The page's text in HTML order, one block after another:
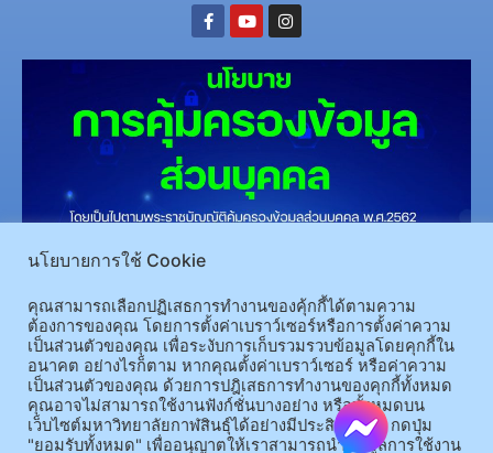
(อ.นามน)13 หมู่ 14 ต.สงเปลือย อ.นามน จ.กาฬสินธุ์ 46230
(อ.เมือง)62/1 ถ.เกษตรสมบูรณ์ ต.กาฬสินธุ์ อ.เมือง จ.กาฬสินธุ์ 46000โทรศัพท์ 043-811128 08-
64584360 โทรสาร 043-813070
© 2025 All rights Reserved.
นโยบายการใช้ Cookie
คุณสามารถเลือกปฏิเสธการทำงานของคุ้กกี้ได้ตามความ
ต้องการของคุณ โดยการตั้งค่าเบราว์เซอร์หรือการตั้งค่าความ
เป็นส่วนตัวของคุณ เพื่อระงับการเก็บรวมรวบข้อมูลโดยคุกกี้ใน
อนาคต อย่างไรก็ตาม หากคุณตั้งค่าเบราว์เซอร์ หรือค่าความ
เป็นส่วนตัวของคุณ ด้วยการปฎิเสธการทำงานของคุกกี้ทั้งหมด
คุณอาจไม่สามารถใช้งานฟังก์ชั่นบางอย่าง หรือทั้งหมดบน
เว็บไซต์มหาวิทยาลัยกาฬสินธุ์ได้อย่างมีประสิทธิภาพ กดปุ่ม
"ยอมรับทั้งหมด" เพื่ออนุญาตให้เราสามารถนำข้อมูลการใช้งาน